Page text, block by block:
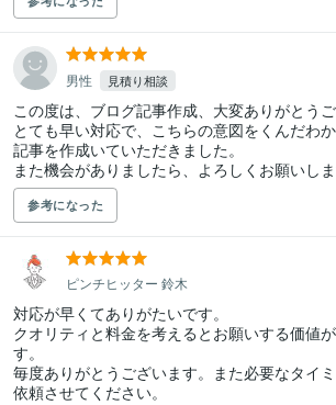
男性 見積り相談
この度は、ブログ記事作成、大変ありがとうご
とても早い対応で、こちらの意図をくんだわ
記事を作成いていただきました。
また機会がありましたら、よろしくお願いしま
参考になった
ピンチヒッター 鈴木
対応が早くてありがたいです。
クオリティと料金を考えるとお願いする価値
す。
毎度ありがとうございます。また必要なタイ
依頼させてください。